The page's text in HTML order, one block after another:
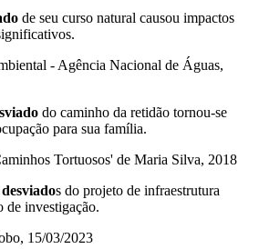
de seu curso natural causou impactos
- Agência Nacional de Águas,
do caminho da retidão tornou-se
para sua família.
Tortuosos' de Maria Silva, 2018
desviados do projeto de infraestrutura
de investigação.
15/03/2023